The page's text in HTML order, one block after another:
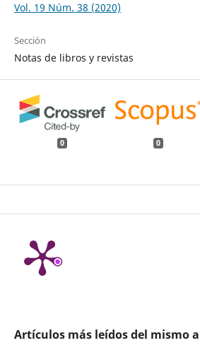
Vol. 19 Núm. 38 (2020)
Sección
Notas de libros y revistas
0 0
Artículos más leídos del mismo